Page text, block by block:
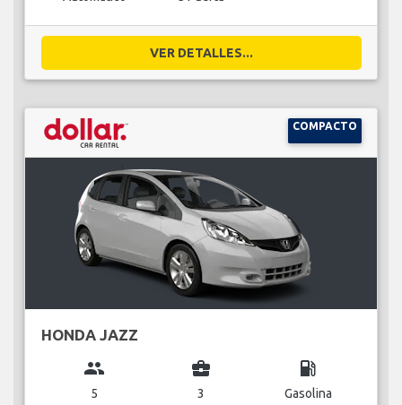
VER DETALLES...
COMPACTO
HONDA JAZZ
group
5
business_center
3
local_gas_station
Gasolina